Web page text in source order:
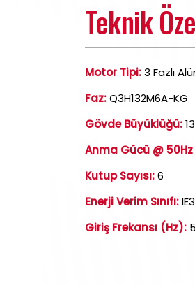
Teknik
Motor Tipi:3 Fazlı
Faz:Q3H132M6A-KG
Gövde Büyüklüğü:
Anma Gücü @
Kutup Sayısı:6
Enerji Verim Sınıfı:IE3
Giriş Frekansı (Hz):